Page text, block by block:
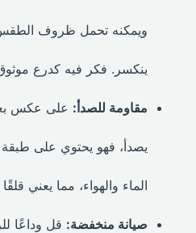
ويمكنه تحمل ظروف الطقس
ينكسر. فكر فيه كدرع موثوق
مقاومة للصدأ:على عكس بعض
يصدأ، فهو يحتوي على طبقة
الماء والهواء، مما يعني قلقًا
صيانة منخفضة:قل وداعًا